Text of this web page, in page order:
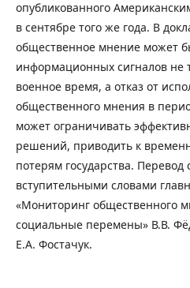
опубликованного
в сентябре того же года. В
общественное мнение может
информационных сигналов не
военное время, а отказ от
общественного мнения в
может ограничивать
решений, приводить к
потерям государства. Перевод
вступительными словами
«Мониторинг общественного
социальные перемены» В.В.
Е.А. Фостачук.